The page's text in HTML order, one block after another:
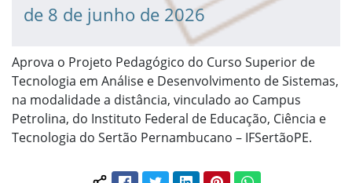
de 8 de junho de 2026
Aprova o Projeto Pedagógico do Curso Superior de
Tecnologia em Análise e Desenvolvimento de Sistemas,
na modalidade a distância, vinculado ao Campus
Petrolina, do Instituto Federal de Educação, Ciência e
Tecnologia do Sertão Pernambucano – IFSertãoPE.
FacebookTwitterLinkedInPinterestWhatsApp